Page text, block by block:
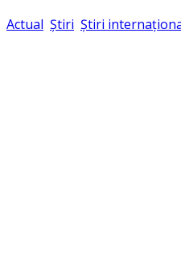
Actual Știri Știri